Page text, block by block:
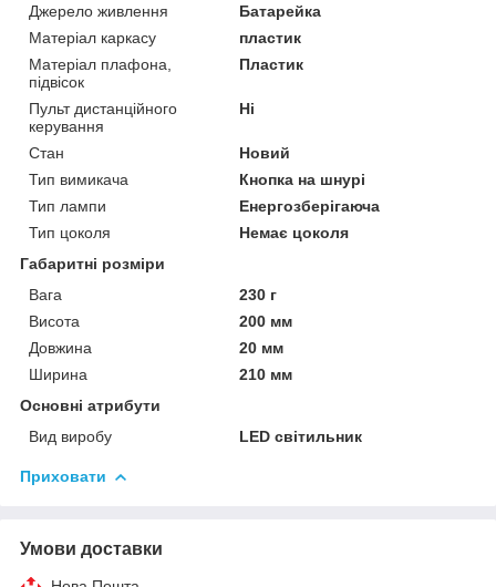
Джерело живлення
Батарейка
Матеріал каркасу
пластик
Матеріал плафона,
підвісок
Пластик
Пульт дистанційного
керування
Ні
Стан
Новий
Тип вимикача
Кнопка на шнурі
Тип лампи
Енергозберігаюча
Тип цоколя
Немає цоколя
Габаритні розміри
Вага
230 г
Висота
200 мм
Довжина
20 мм
Ширина
210 мм
Основні атрибути
Вид виробу
LED світильник
Приховати
Умови доставки